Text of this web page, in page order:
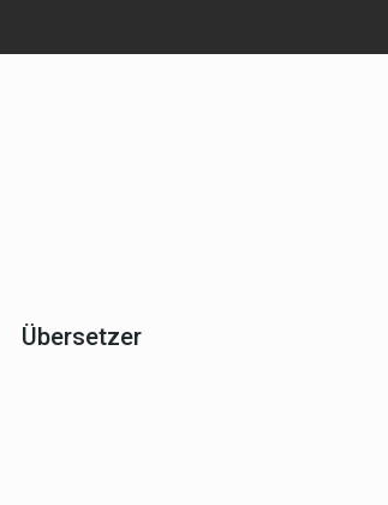
Übersetzer